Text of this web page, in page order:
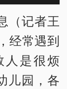
（记者王
经常遇到
人是很烦
儿园，各